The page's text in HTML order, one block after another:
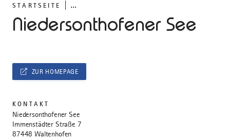
STARTSEITE ...
Niedersonthofener See
ZUR HOMEPAGE
KONTAKT
Niedersonthofener See
Immenstädter Straße 7
87448 Waltenhofen